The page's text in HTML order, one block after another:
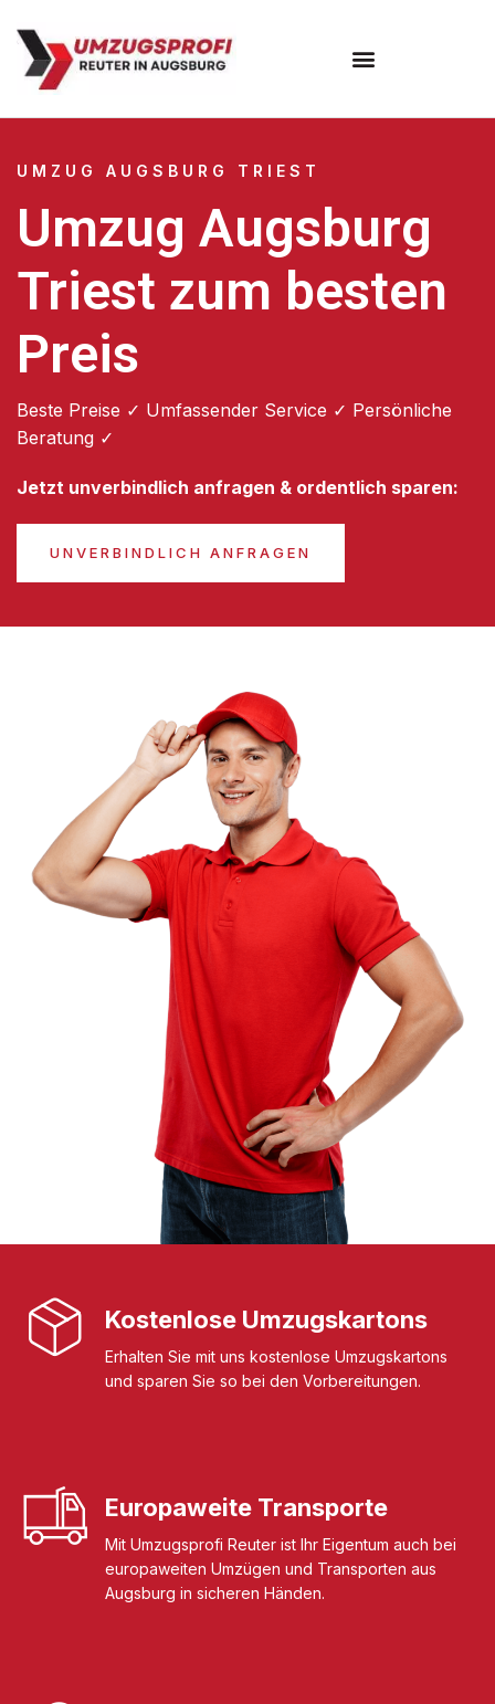
UMZUG AUGSBURG TRIEST
Umzug Augsburg
Triest zum besten
Preis
Beste Preise ✓ Umfassender Service ✓ Persönliche
Beratung ✓
Jetzt unverbindlich anfragen & ordentlich sparen:
UNVERBINDLICH ANFRAGEN
Kostenlose Umzugskartons
Erhalten Sie mit uns kostenlose Umzugskartons
und sparen Sie so bei den Vorbereitungen.
Europaweite Transporte
Mit Umzugsprofi Reuter ist Ihr Eigentum auch bei
europaweiten Umzügen und Transporten aus
Augsburg in sicheren Händen.